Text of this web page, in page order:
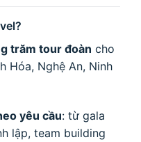
trăm tour đoàn cho
Hóa, Nghệ An, Ninh
yêu cầu: từ gala
lập, team building